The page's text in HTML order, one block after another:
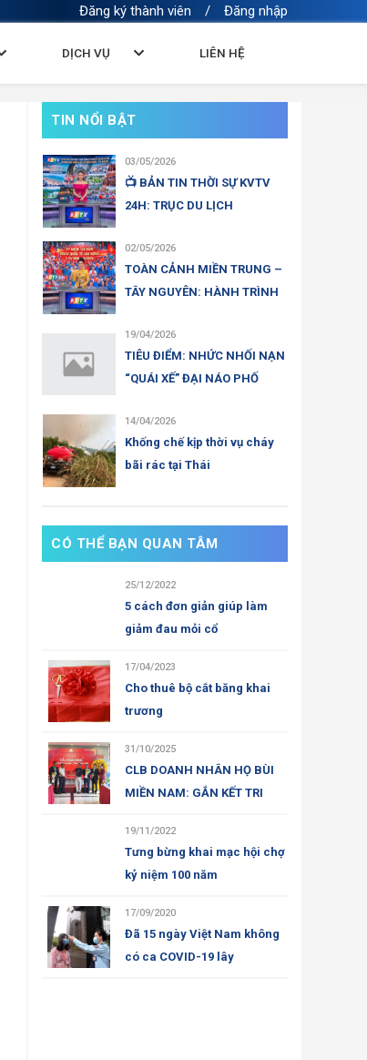
Đăng ký thành viên / Đăng nhập
DỊCH VỤ LIÊN HỆ
TIN NỔI BẬT
03/05/2026
📺 BẢN TIN THỜI SỰ KVTV
24H: TRỤC DU LỊCH
02/05/2026
TOÀN CẢNH MIỀN TRUNG –
TÂY NGUYÊN: HÀNH TRÌNH
19/04/2026
TIÊU ĐIỂM: NHỨC NHỐI NẠN
“QUÁI XẾ” ĐẠI NÁO PHỐ
14/04/2026
Khống chế kịp thời vụ cháy
bãi rác tại Thái
CÓ THỂ BẠN QUAN TÂM
25/12/2022
5 cách đơn giản giúp làm
giảm đau mỏi cổ
17/04/2023
Cho thuê bộ cắt băng khai
trương
31/10/2025
CLB DOANH NHÂN HỌ BÙI
MIỀN NAM: GẮN KẾT TRI
19/11/2022
Tưng bừng khai mạc hội chợ
kỷ niệm 100 năm
17/09/2020
Đã 15 ngày Việt Nam không
có ca COVID-19 lây